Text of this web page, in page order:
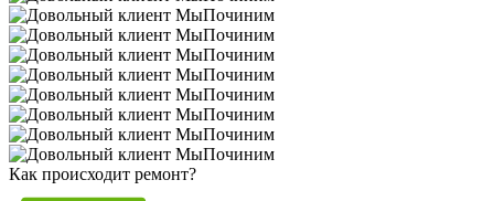
Как происходит ремонт?